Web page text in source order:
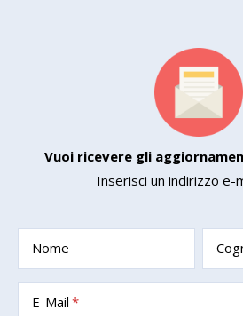
Vuoi ricevere gli
Inserisci un indirizzo e-
Nome
E-Mail